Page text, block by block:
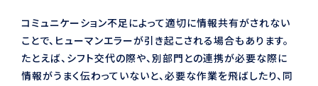
コミュニケーション不足によって適切に情報共有がされない
ことで、ヒューマンエラーが引き起こされる場合もあります。
たとえば、シフト交代の際や、別部門との連携が必要な際に
情報がうまく伝わっていないと、必要な作業を飛ばしたり、同